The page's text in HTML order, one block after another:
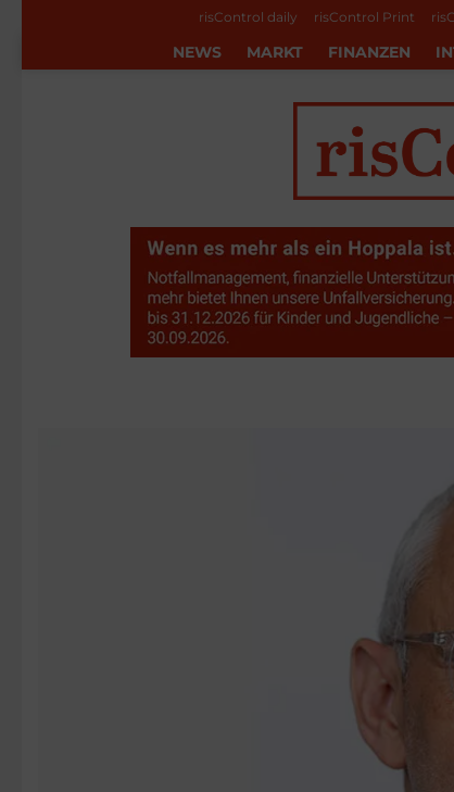
risControl daily risControl Print
NEWS MARKT FINANZEN